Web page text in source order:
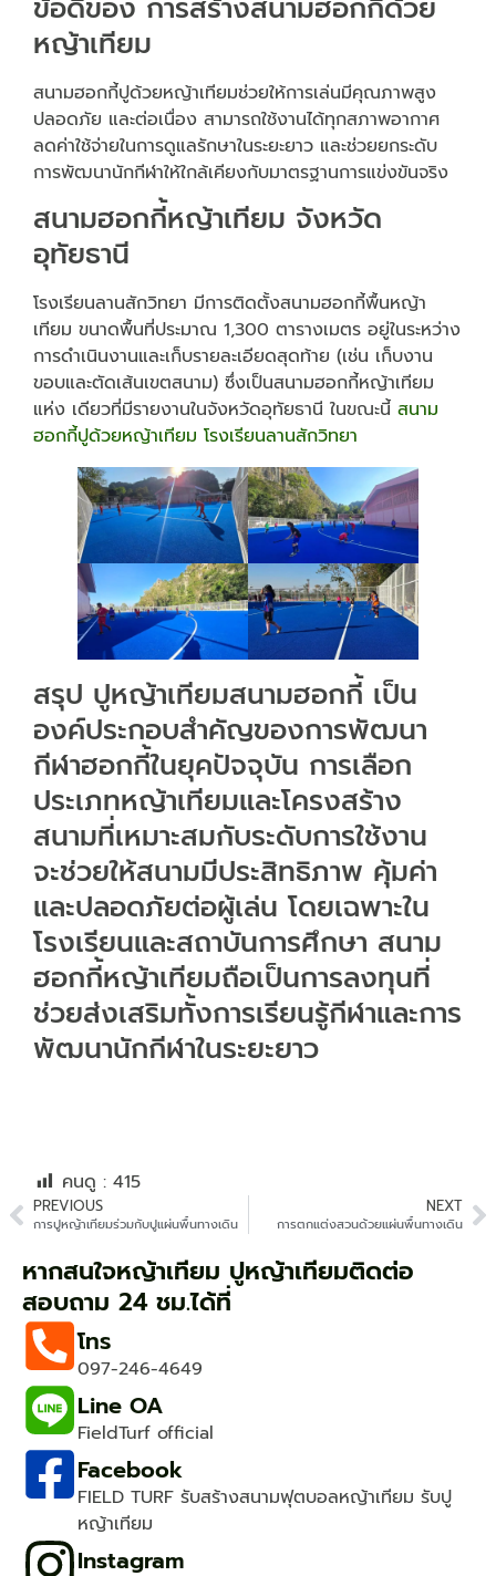
ข้อดีของ การสร้างสนามฮอกกี้ด้วย
หญ้าเทียม
สนามฮอกกี้ปูด้วยหญ้าเทียมช่วยให้การเล่นมีคุณภาพสูง
ปลอดภัย และต่อเนื่อง สามารถใช้งานได้ทุกสภาพอากาศ
ลดค่าใช้จ่ายในการดูแลรักษาในระยะยาว และช่วยยกระดับ
การพัฒนานักกีฬาให้ใกล้เคียงกับมาตรฐานการแข่งขันจริง
สนามฮอกกี้หญ้าเทียม จังหวัด
อุทัยธานี
โรงเรียนลานสักวิทยา มีการติดตั้งสนามฮอกกี้พื้นหญ้า
เทียม ขนาดพื้นที่ประมาณ 1,300 ตารางเมตร อยู่ในระหว่าง
การดำเนินงานและเก็บรายละเอียดสุดท้าย (เช่น เก็บงาน
ขอบและตัดเส้นเขตสนาม) ซึ่งเป็นสนามฮอกกี้หญ้าเทียม
แห่ง เดียวที่มีรายงานในจังหวัดอุทัยธานี ในขณะนี้ สนาม
ฮอกกี้ปูด้วยหญ้าเทียม โรงเรียนลานสักวิทยา
สรุป ปูหญ้าเทียมสนามฮอกกี้ เป็น
องค์ประกอบสำคัญของการพัฒนา
กีฬาฮอกกี้ในยุคปัจจุบัน การเลือก
ประเภทหญ้าเทียมและโครงสร้าง
สนามที่เหมาะสมกับระดับการใช้งาน
จะช่วยให้สนามมีประสิทธิภาพ คุ้มค่า
และปลอดภัยต่อผู้เล่น โดยเฉพาะใน
โรงเรียนและสถาบันการศึกษา สนาม
ฮอกกี้หญ้าเทียมถือเป็นการลงทุนที่
ช่วยส่งเสริมทั้งการเรียนรู้กีฬาและการ
พัฒนานักกีฬาในระยะยาว
คนดู : 415
PREVIOUS
การปูหญ้าเทียมร่วมกับปูแผ่นพื้นทางเดิน
NEXT
การตกแต่งสวนด้วยแผ่นพื้นทางเดิน
หากสนใจหญ้าเทียม ปูหญ้าเทียมติดต่อ​
สอบถาม 24 ชม.ได้ที่
โทร
097-246-4649
Line OA
FieldTurf official
Facebook
FIELD TURF รับสร้างสนามฟุตบอลหญ้าเทียม รับปู
หญ้าเทียม
Instagram